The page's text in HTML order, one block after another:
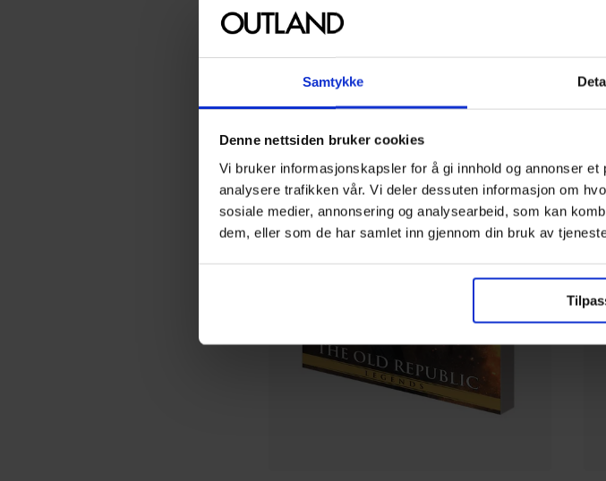
Samtykke
Denne nettsiden bruker cookies
Vi bruker informasjonskapsler for å gi innhold og annonser
analysere trafikken vår. Vi deler dessuten informasjon om
sosiale medier, annonsering og analysearbeid, som kan
dem, eller som de har samlet inn gjennom din bruk av